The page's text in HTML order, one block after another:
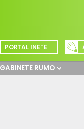
PORTAL INETE
GABINETE RUMO